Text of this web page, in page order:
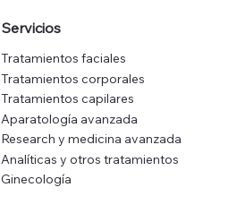
Servicios
Tratamientos faciales
Tratamientos corporales
Tratamientos capilares
Aparatología avanzada
Research y medicina avanzada
Analíticas y otros tratamientos
Ginecología